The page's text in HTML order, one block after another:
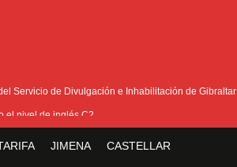
Servicio de Divulgación e Inhabilitación de Gibraltar
el nivel de inglés C2
JIMENA CASTELLAR